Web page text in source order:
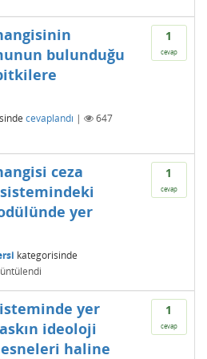
1
cevap
bulunduğu
cevaplandı |
647
1
cevap
ceza
yer
kategorisinde
1
cevap
yer
ideoloji
haline